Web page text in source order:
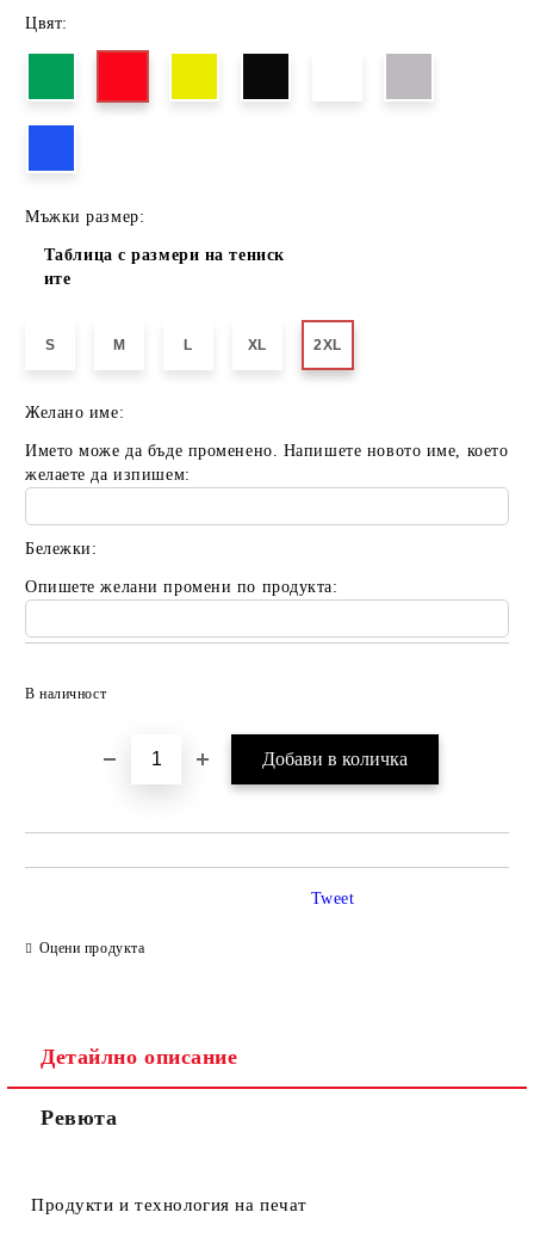
Цвят:
Мъжки размер:
Таблица с размери на тениск
ите
S M L XL 2XL
Желано име:
Името може да бъде променено. Напишете новото име, което
желаете да изпишем:
Бележки:
Опишете желани промени по продукта:
В наличност
Оцени продукта
Tweet
Детайлно описание
Ревюта
Продукти и технология на печат